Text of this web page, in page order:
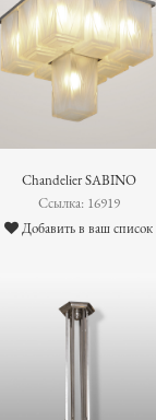
Chandelier SABINO
Ссылка: 16919
Добавить в ваш список